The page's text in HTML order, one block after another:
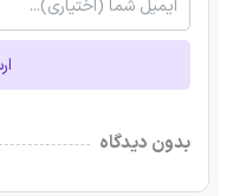
بدون دیدگاه